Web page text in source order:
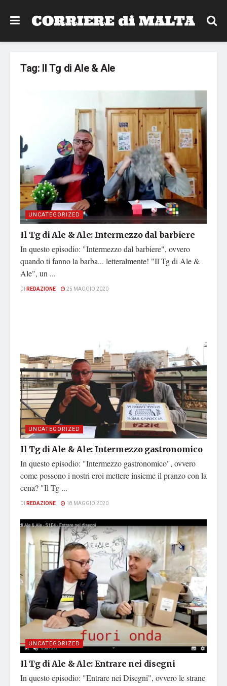
Tag: Il Tg di Ale & Ale
UNCATEGORIZED
Il Tg di Ale & Ale: Intermezzo dal barbiere
In questo episodio: "Intermezzo dal barbiere", ovvero
quando ti fanno la barba... letteralmente! "Il Tg di Ale &
Ale", un ...
DI REDAZIONE 25 MAGGIO 2020
UNCATEGORIZED
Il Tg di Ale & Ale: Intermezzo gastronomico
In questo episodio: "Intermezzo gastronomico", ovvero
come possono i nostri eroi mettere insieme il pranzo con la
cena? "Il Tg ...
DI REDAZIONE 18 MAGGIO 2020
UNCATEGORIZED
Il Tg di Ale & Ale: Entrare nei disegni
In questo episodio: "Entrare nei Disegni", ovvero le strane